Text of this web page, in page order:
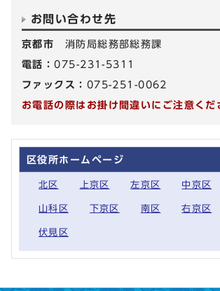
お問い合わせ先
京都市 消防局総務部総務課
電話：075-231-5311
ファックス： 075-251-0062
お電話の際はお掛け間違いにご注意くだ
区役所ホームページ
北区 上京区 左京区 中京区
山科区 下京区 南区 右京区
伏見区